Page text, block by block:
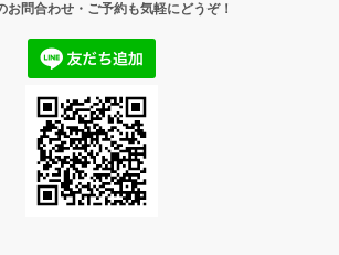
お問合わせ・ご予約も気軽にどうぞ！